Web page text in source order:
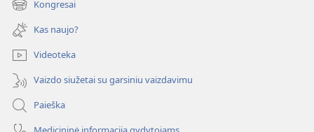
langas)
Kongresai
(atsiveria
naujas
langas)
Kas naujo?
Videoteka
Vaizdo siužetai su garsiniu vaizdavimu
Paieška